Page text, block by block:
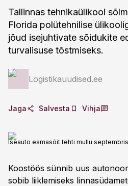
Tallinnas tehnikaülikool
Florida polütehnilise
jõud isejuhtivate sõidukite
turvalisuse tõstmiseks.
Logistikauudised.ee
Jaga Salvesta Vihja
Iseauto esmasõit tehti mullu
Koostöös sünnib uus
sobib liiklemiseks